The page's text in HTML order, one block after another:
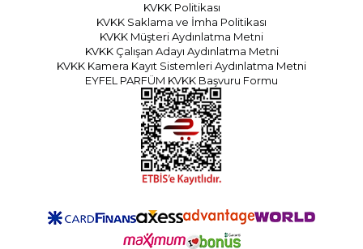
KVKK Politikası
KVKK Saklama ve İmha Politikası
KVKK Müşteri Aydınlatma Metni
KVKK Çalışan Adayı Aydınlatma Metni
KVKK Kamera Kayıt Sistemleri Aydınlatma Metni
EYFEL PARFÜM KVKK Başvuru Formu